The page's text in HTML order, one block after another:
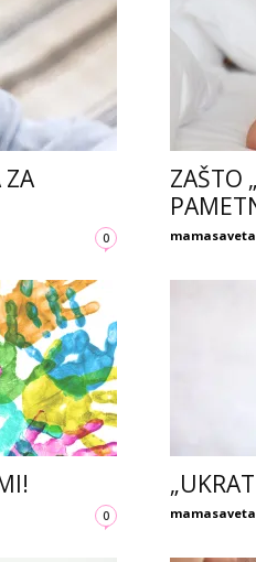
ZA
0
ZAŠTO
mamasaveta
0 mamasaveta